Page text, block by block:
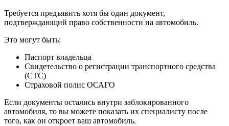
Требуется предъявить хотя бы один документ,
подтверждающий право собственности на автомобиль.
Это могут быть:
Паспорт владельца
Свидетельство о регистрации транспортного средства
(СТС)
Страховой полис ОСАГО
Если документы остались внутри заблокированного
автомобиля, то вы можете показать их специалисту после
того, как он откроет ваш автомобиль.